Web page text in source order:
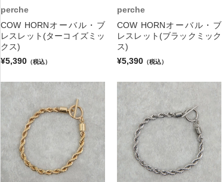
perche
COW HORNオーバル・ブ
レスレット(ターコイズミッ
クス)
¥5,390 （税込）
perche
COW HORNオーバル・ブ
レスレット(ブラックミック
ス)
¥5,390 （税込）